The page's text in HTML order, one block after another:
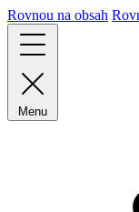
Rovnou na obsah
Menu